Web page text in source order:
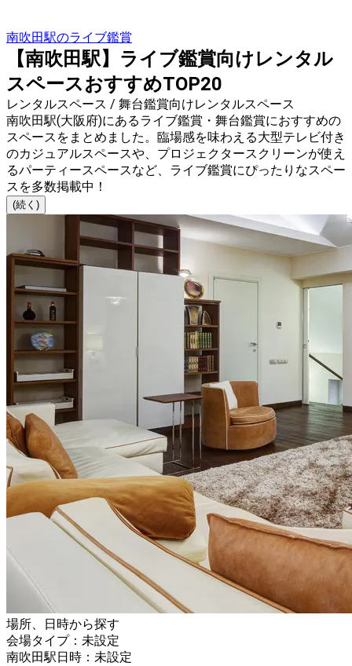
南吹田駅のライブ鑑賞
【南吹田駅】ライブ鑑賞向けレンタル
スペースおすすめTOP20
レンタルスペース / 舞台鑑賞向けレンタルスペース
南吹田駅(大阪府)にあるライブ鑑賞・舞台鑑賞におすすめの
スペースをまとめました。臨場感を味わえる大型テレビ付き
のカジュアルスペースや、プロジェクタースクリーンが使え
るパーティースペースなど、ライブ鑑賞にぴったりなスペー
スを多数掲載中！
(続く)
場所、日時から探す
会場タイプ：未設定
南吹田駅日時：未設定